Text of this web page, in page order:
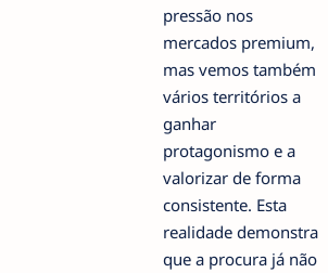
pressão nos
mercados premium,
mas vemos também
vários territórios a
ganhar
protagonismo e a
valorizar de forma
consistente. Esta
realidade demonstra
que a procura já não